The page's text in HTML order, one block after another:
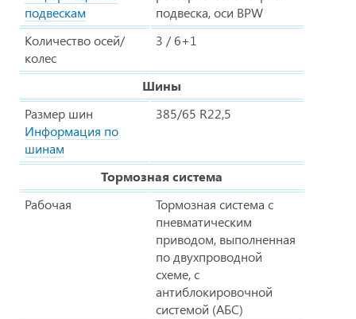
подвескам
подвеска, оси BPW
Количество осей/
колес
3 / 6+1
Шины
Размер шин
Информация по
шинам
385/65 R22,5
Тормозная система
Рабочая
Тормозная система с
пневматическим
приводом, выполненная
по двухпроводной
схеме, с
антиблокировочной
системой (АБС)